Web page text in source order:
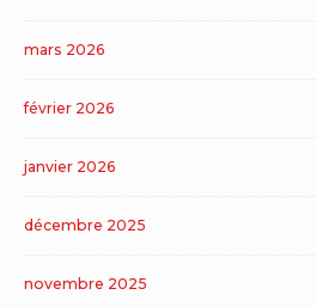
mars 2026
février 2026
janvier 2026
décembre 2025
novembre 2025